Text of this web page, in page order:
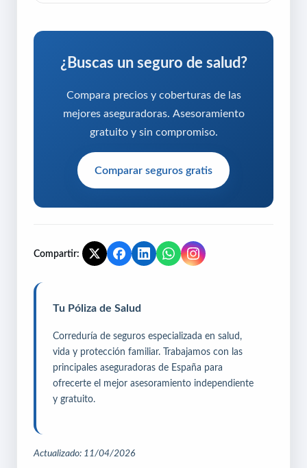
¿Buscas un seguro de salud?
Compara precios y coberturas de las
mejores aseguradoras. Asesoramiento
gratuito y sin compromiso.
Comparar seguros gratis
Compartir:
Tu Póliza de Salud
Correduría de seguros especializada en salud,
vida y protección familiar. Trabajamos con las
principales aseguradoras de España para
ofrecerte el mejor asesoramiento independiente
y gratuito.
Actualizado: 11/04/2026